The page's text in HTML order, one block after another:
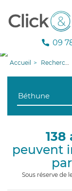
09
Accueil Recherche aide à domicile
138
peuvent
Sous réserve de